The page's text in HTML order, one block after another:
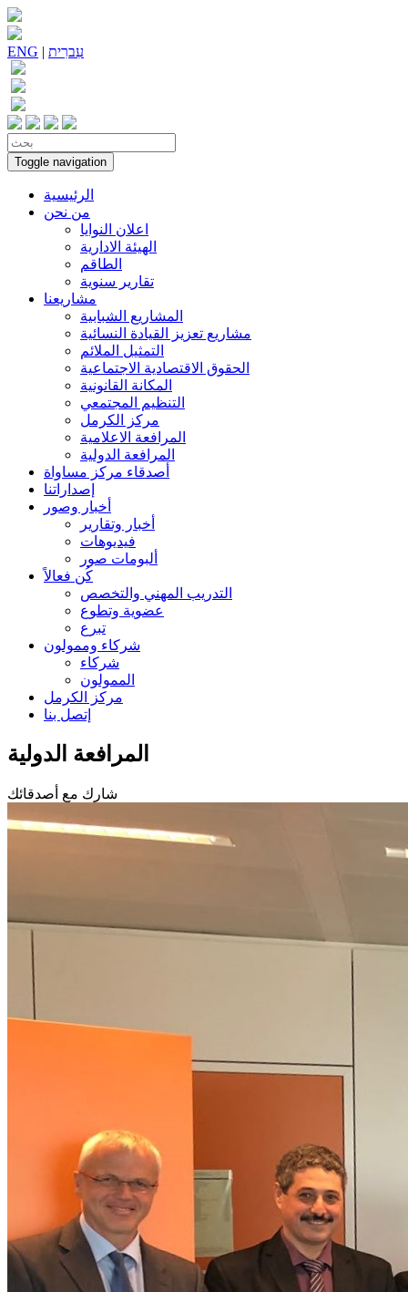
ENG | עִברִית
Toggle navigation
الرئيسية
من نحن
اعلان النوايا
الهيئة الادارية
الطاقم
تقارير سنوية
مشاريعنا
المشاريع الشبابية
مشاريع تعزيز القيادة النسائية
التمثيل الملائم
الحقوق الاقتصادية الاجتماعية
المكانة القانونية
التنظيم المجتمعي
مركز الكرمل
المرافعة الاعلامية
المرافعة الدولية
أصدقاء مركز مساواة
إصداراتنا
أخبار وصور
أخبار وتقارير
فيديوهات
ألبومات صور
كُن فعالاً
التدريب المهني والتخصص
عضوية وتطوع
تبرع
شركاء وممولون
شركاء
الممولون
مركز الكرمل
إتصل بنا
المرافعة الدولية
شارك مع أصدقائك